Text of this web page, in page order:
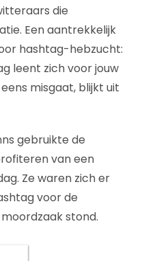
die
Een aantrekkelijk
hashtag-hebzucht:
leent zich voor jouw
misgaat, blijkt uit
gebruikte de
van een
Ze waren zich er
voor de
stond.